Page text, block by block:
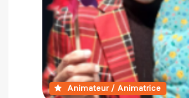
Animateur / Animatrice